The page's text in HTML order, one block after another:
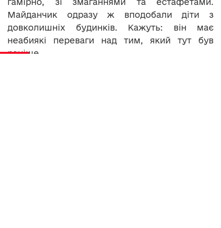
Майданчик одразу ж вподобали діти з
довколишніх будинків. Кажуть: він має
неабиякі переваги над тим, який тут був
раніше.